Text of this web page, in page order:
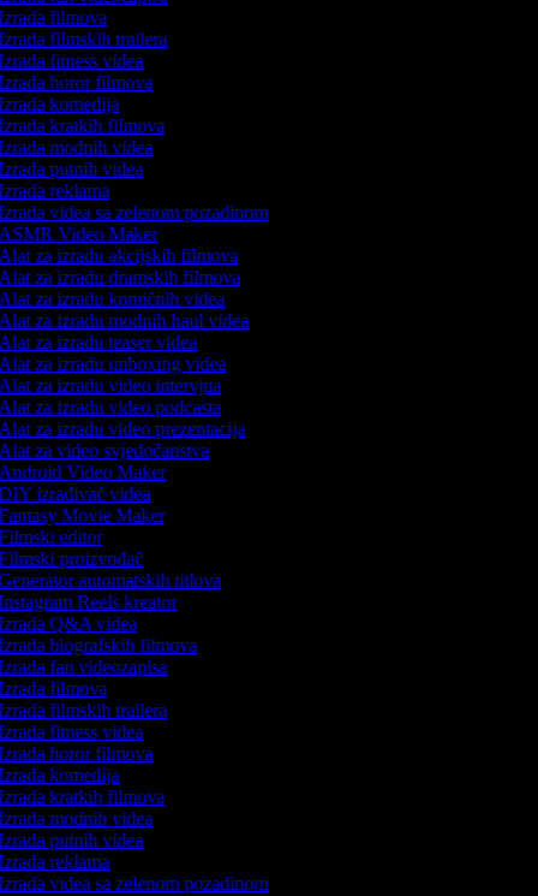
filmova
filmskih trailera
fitness videa
horor filmova
komedija
kratkih filmova
modnih videa
putnih videa
reklama
videa sa zelenom pozadinom
Video Maker
za izradu akcijskih filmova
za izradu dramskih filmova
za izradu komičnih videa
za izradu modnih haul videa
za izradu teaser videa
za izradu unboxing videa
za izradu video intervjua
za izradu video podcasta
za izradu video prezentacija
za video svjedočanstva
Video Maker
izrađivač videa
Movie Maker
editor
proizvođač
automatskih titlova
Reels kreator
Q&A videa
biografskih filmova
fan videozapisa
filmova
filmskih trailera
fitness videa
horor filmova
komedija
kratkih filmova
modnih videa
putnih videa
reklama
videa sa zelenom pozadinom